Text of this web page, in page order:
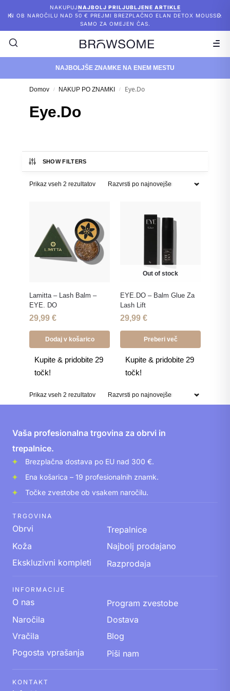
NAKUPUJNAJBOLJ PRILJUBLJENE ARTIKLE
IN OB NAROČILU NAD 50 € PREJMI BREZPLAČNO ELAN DETOX MOUSSE.
SAMO ZA OMEJEN ČAS.
NAJBOLJŠE ZNAMKE NA ENEM MESTU
Domov / NAKUP PO ZNAMKI / Eye.Do
Eye.Do
SHOW FILTERS
Prikaz vseh 2 rezultatov
Lamitta – Lash Balm –
EYE. DO
29,99 €
Dodaj v košarico
Kupite & pridobite 29
točk!
Out of stock
EYE.DO – Balm Glue Za
Lash Lift
29,99 €
Preberi več
Kupite & pridobite 29
točk!
Prikaz vseh 2 rezultatov
Vaša profesionalna trgovina za obrvi in
trepalnice.
Brezplačna dostava po EU nad 300 €.
Ena košarica – 19 profesionalnih znamk.
Točke zvestobe ob vsakem naročilu.
TRGOVINA
Obrvi
Trepalnice
Koža
Najbolj prodajano
Ekskluzivni kompleti
Razprodaja
INFORMACIJE
O nas
Program zvestobe
Naročila
Dostava
Vračila
Blog
Pogosta vprašanja
Piši nam
KONTAKT